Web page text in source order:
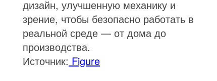
дизайн, улучшенную механику и
зрение, чтобы безопасно работать в
реальной среде — от дома до
производства.
Источник: Figure